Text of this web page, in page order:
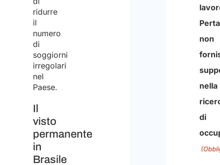
ridurre
il
numero
di
soggiorni
irregolari
nel
Paese.
Il
visto
permanente
in
Brasile
&
non
è
per
il